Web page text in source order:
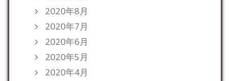
2020年8月
2020年7月
2020年6月
2020年5月
2020年4月